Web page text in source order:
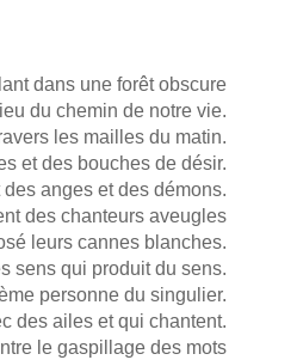
dans une forêt obscure
du chemin de notre vie.
les mailles du matin.
et des bouches de désir.
des anges et des démons.
des chanteurs aveugles
leurs cannes blanches.
sens qui produit du sens.
personne du singulier.
des ailes et qui chantent.
le gaspillage des mots